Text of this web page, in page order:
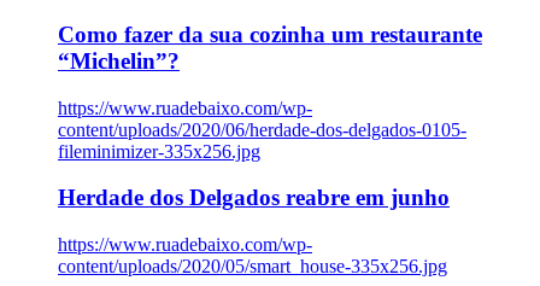
Como fazer da sua cozinha um restaurante
“Michelin”?
https://www.ruadebaixo.com/wp-
content/uploads/2020/06/herdade-dos-delgados-0105-
fileminimizer-335x256.jpg
Herdade dos Delgados reabre em junho
https://www.ruadebaixo.com/wp-
content/uploads/2020/05/smart_house-335x256.jpg